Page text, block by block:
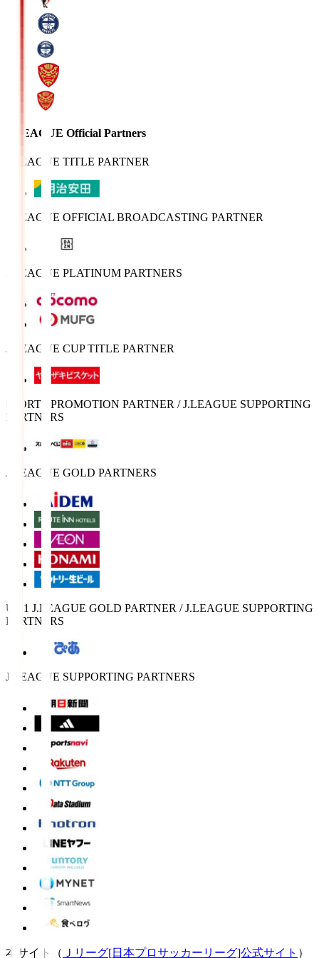
J.LEAGUE Official Partners
J.LEAGUE TITLE PARTNER
J.LEAGUE OFFICIAL BROADCASTING PARTNER
J.LEAGUE PLATINUM PARTNERS
J.LEAGUE CUP TITLE PARTNER
SPORTS PROMOTION PARTNER / J.LEAGUE SUPPORTING
PARTNERS
J.LEAGUE GOLD PARTNERS
U-21 J.LEAGUE GOLD PARTNER / J.LEAGUE SUPPORTING
PARTNERS
J.LEAGUE SUPPORTING PARTNERS
本サイト（ Ｊリーグ[日本プロサッカーリーグ]公式サイト ）